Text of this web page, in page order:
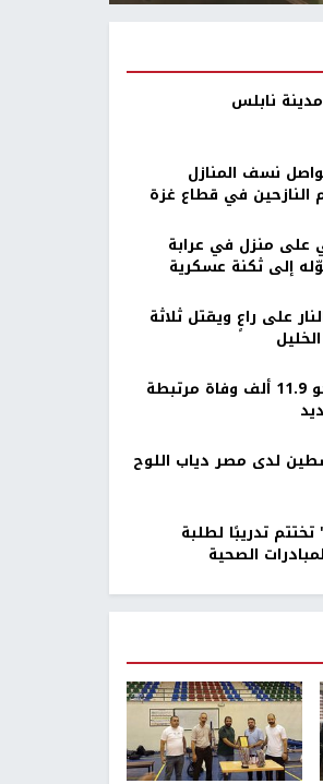
نابلس
نسف المنازل
في قطاع غزة
على منزل في عرابة
إلى ثكنة عسكرية
على راعٍ ويقتل ثلاثة
ألمانيا تسجل نحو 11.9 ألف وفاة مرتبطة
لدى مصر دياب اللوح
تختتم تدريبًا لطلبة
الصحية